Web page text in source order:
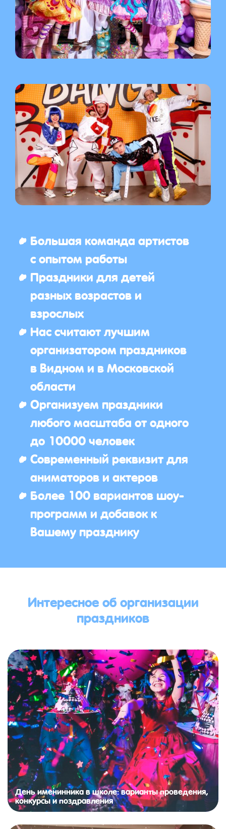
Большая команда артистов
с опытом работы
Праздники для детей
разных возрастов и
взрослых
Нас считают лучшим
организатором праздников
в Видном и в Московской
области
Организуем праздники
любого масштаба от одного
до 10000 человек
Современный реквизит для
аниматоров и актеров
Более 100 вариантов шоу-
программ и добавок к
Вашему празднику
Интересное об организации
праздников
День именинника в школе: варианты проведения,
конкурсы и поздравления